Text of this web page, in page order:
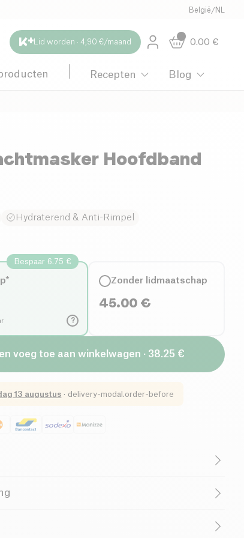
België /NL
Lid worden · 4,90 €/maand 0.00 €
Recepten Blog
Hoofdband
Hydraterend & Anti-Rimpel
?
Bespaar 6.75 €
Zonder lidmaatschap
45.00 €
voeg toe aan winkelwagen · 38.25 €
13 augustus · delivery-modal.order-before
Oprichter
luxe dankzij de